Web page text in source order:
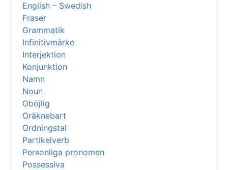
English – Swedish
Fraser
Grammatik
Infinitivmärke
Interjektion
Konjunktion
Namn
Noun
Oböjlig
Oräknebart
Ordningstal
Partikelverb
Personliga pronomen
Possessiva